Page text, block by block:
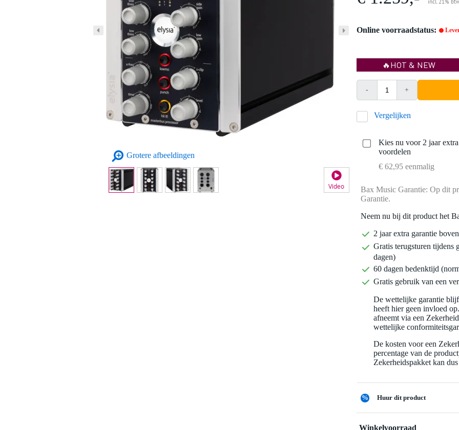
Grotere afbeeldingen
Video
incl. 21%
Online voorraadstatus:
🔥HOT & NEW
- +
Vergelijken
Kies nu voor 2 jaar
voordelen
€ 62,95 eenmalig
Bax Music Garantie: Op dit
Garantie.
Neem nu bij dit product het
2 jaar extra garantie
Gratis terugsturen tijdens
dagen)
60 dagen bedenktijd
Gratis gebruik van een
De wettelijke garantie
heeft hier geen invloed
afneemt via een
wettelijke
De kosten voor een
percentage van de
Zekerheidspakket kan
% Huur dit product
Winkelvoorraad